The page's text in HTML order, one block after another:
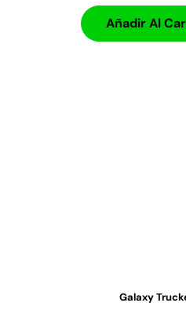
Añadir Al
Galaxy